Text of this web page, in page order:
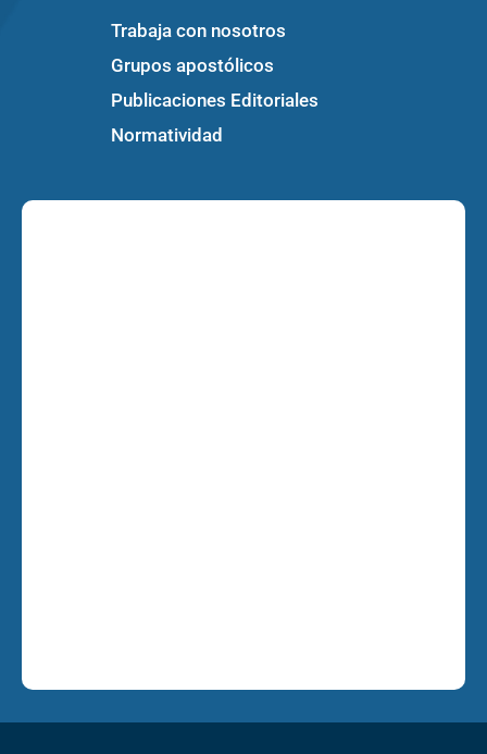
Trabaja con nosotros
Grupos apostólicos
Publicaciones Editoriales
Normatividad